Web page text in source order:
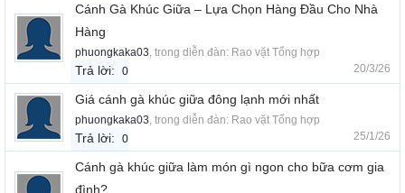
Cánh Gà Khúc Giữa – Lựa Chọn Hàng Đầu Cho Nhà
Hàng
phuongkaka03, trong diễn đàn: Rao vặt Tổng hợp
Trả lời: 0 20/3/26
Giá cánh gà khúc giữa đông lạnh mới nhất
phuongkaka03, trong diễn đàn: Rao vặt Tổng hợp
Trả lời: 0 25/1/26
Cánh gà khúc giữa làm món gì ngon cho bữa cơm gia
đình?